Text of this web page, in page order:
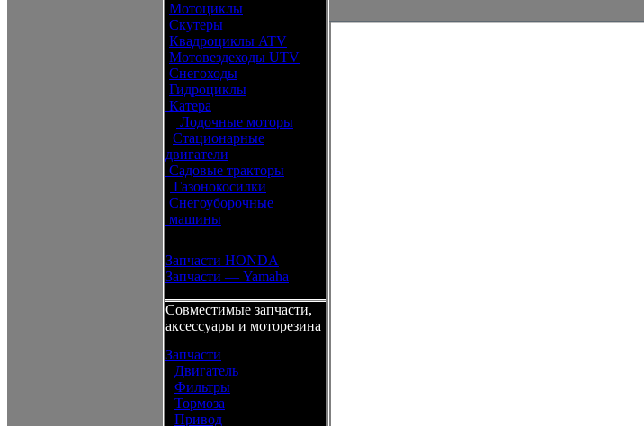
Мотоциклы
Скутеры
Квадроциклы ATV
Мотовездеходы UTV
Снегоходы
Гидроциклы
Катера
Лодочные моторы
Стационарные
двигатели
Садовые тракторы
Газонокосилки
Снегоуборочные
машины
Запчасти HONDA
Запчасти — Yamaha
Совместимые запчасти,
аксессуары и моторезина
Запчасти
Двигатель
Фильтры
Тормоза
Привод